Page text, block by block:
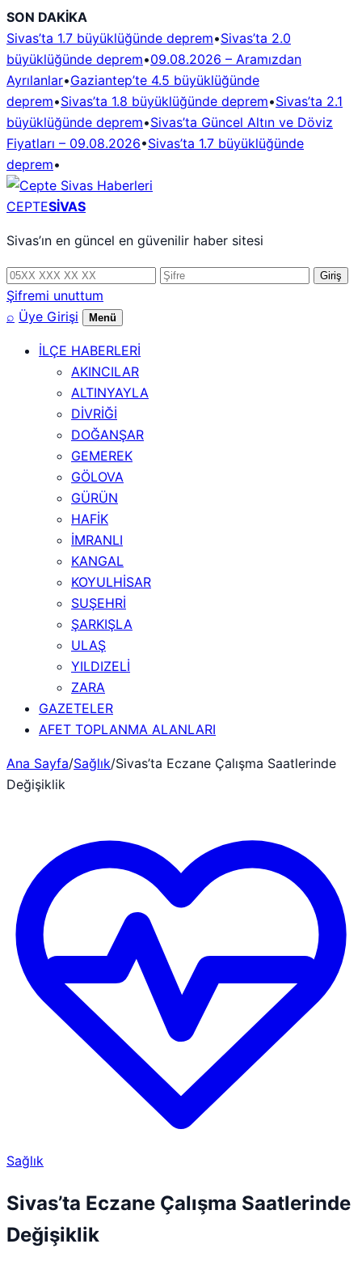
İçeriğe
geç
SON DAKİKA
Sivas’ta 1.7 büyüklüğünde deprem•Sivas’ta 2.0
büyüklüğünde deprem•09.08.2026 – Aramızdan
Ayrılanlar•Gaziantep’te 4.5 büyüklüğünde
deprem•Sivas’ta 1.8 büyüklüğünde deprem•Sivas’ta 2.1
büyüklüğünde deprem•Sivas’ta Güncel Altın ve Döviz
Fiyatları – 09.08.2026•Sivas’ta 1.7 büyüklüğünde
deprem•
CEPTESİVAS
Sivas’ın en güncel en güvenilir haber sitesi
Telefon
numarası
Şifre Giriş
Şifremi unuttum
⌕ Üye Girişi Menü
İLÇE HABERLERİ
AKINCILAR
ALTINYAYLA
DİVRİĞİ
DOĞANŞAR
GEMEREK
GÖLOVA
GÜRÜN
HAFİK
İMRANLI
KANGAL
KOYULHİSAR
SUŞEHRİ
ŞARKIŞLA
ULAŞ
YILDIZELİ
ZARA
GAZETELER
AFET TOPLANMA ALANLARI
Ana Sayfa/Sağlık/Sivas’ta Eczane Çalışma Saatlerinde
Değişiklik
Sağlık
Sivas’ta Eczane Çalışma Saatlerinde
Değişiklik